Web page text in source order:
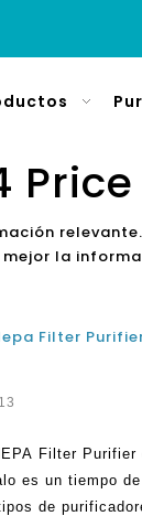
Price
la
Filter
es un tiempo
de